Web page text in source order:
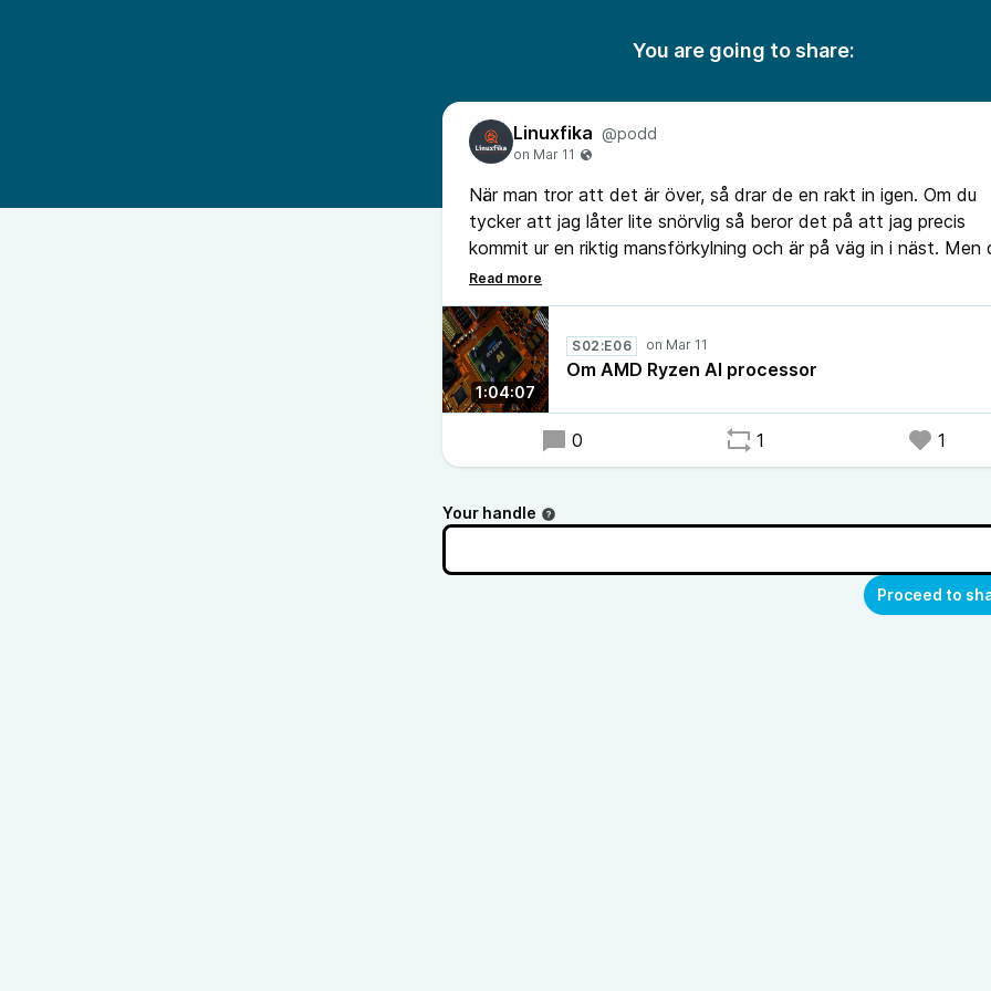
You are going to share:
Linuxfika @podd
När man tror att det är över, så drar de en rakt in igen. Om du
tycker att jag låter lite snörvlig så beror det på att jag precis
kommit ur en riktig mansförkylning och är på väg in i näst. Men
ska inte spela någon roll idag för idag spelar vi ett nytt avsnitt
oavsett förkylning eller ej.
1:04:07
S02:E06
Om AMD Ryzen AI processor
0 1 1
Your handle
Proceed to